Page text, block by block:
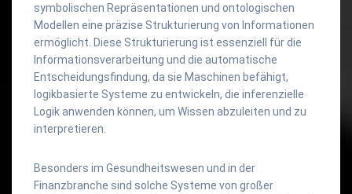
symbolischen Repräsentationen und ontologischen
Modellen eine präzise Strukturierung von Informationen
ermöglicht. Diese Strukturierung ist essenziell für die
Informationsverarbeitung und die automatische
Entscheidungsfindung, da sie Maschinen befähigt,
logikbasierte Systeme zu entwickeln, die inferenzielle
Logik anwenden können, um Wissen abzuleiten und zu
interpretieren.
Besonders im Gesundheitswesen und in der
Finanzbranche sind solche Systeme von großer